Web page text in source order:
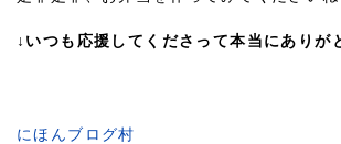
↓いつも応援してくださって本当にありが
にほんブログ村